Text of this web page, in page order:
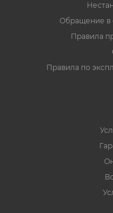
Обращение в
Правила
Правила по